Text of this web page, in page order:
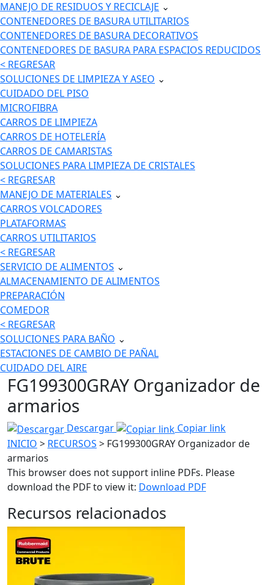
MANEJO DE RESIDUOS Y RECICLAJE ⌄
CONTENEDORES DE BASURA UTILITARIOS
CONTENEDORES DE BASURA DECORATIVOS
CONTENEDORES DE BASURA PARA ESPACIOS REDUCIDOS
< REGRESAR
SOLUCIONES DE LIMPIEZA Y ASEO ⌄
CUIDADO DEL PISO
MICROFIBRA
CARROS DE LIMPIEZA
CARROS DE HOTELERÍA
CARROS DE CAMARISTAS
SOLUCIONES PARA LIMPIEZA DE CRISTALES
< REGRESAR
MANEJO DE MATERIALES ⌄
CARROS VOLCADORES
PLATAFORMAS
CARROS UTILITARIOS
< REGRESAR
SERVICIO DE ALIMENTOS ⌄
ALMACENAMIENTO DE ALIMENTOS
PREPARACIÓN
COMEDOR
< REGRESAR
SOLUCIONES PARA BAÑO ⌄
ESTACIONES DE CAMBIO DE PAÑAL
CUIDADO DEL AIRE
FG199300GRAY Organizador de
armarios
Descargar
Copiar link
INICIO > RECURSOS > FG199300GRAY Organizador de
armarios
This browser does not support inline PDFs. Please
download the PDF to view it: Download PDF
Recursos relacionados